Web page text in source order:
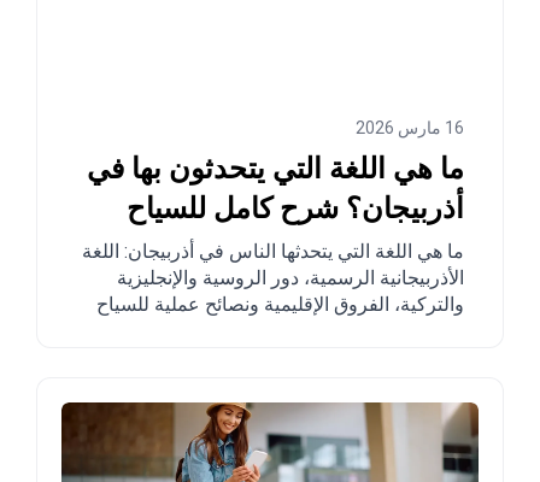
16 مارس 2026
ما هي اللغة التي يتحدثون بها في
أذربيجان؟ شرح كامل للسياح
والراغبين في الانتقال
ما هي اللغة التي يتحدثها الناس في أذربيجان: اللغة
الأذربيجانية الرسمية، دور الروسية والإنجليزية
والتركية، الفروق الإقليمية ونصائح عملية للسياح